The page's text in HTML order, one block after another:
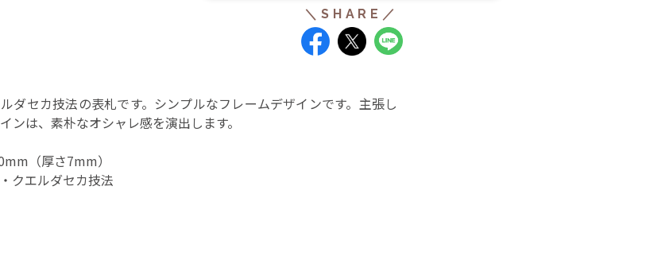
ダセカ技法の表札です。シンプルなフレームデザインです。主張し
ンは、素朴なオシャレ感を演出します。
（厚さ7mm）
クエルダセカ技法